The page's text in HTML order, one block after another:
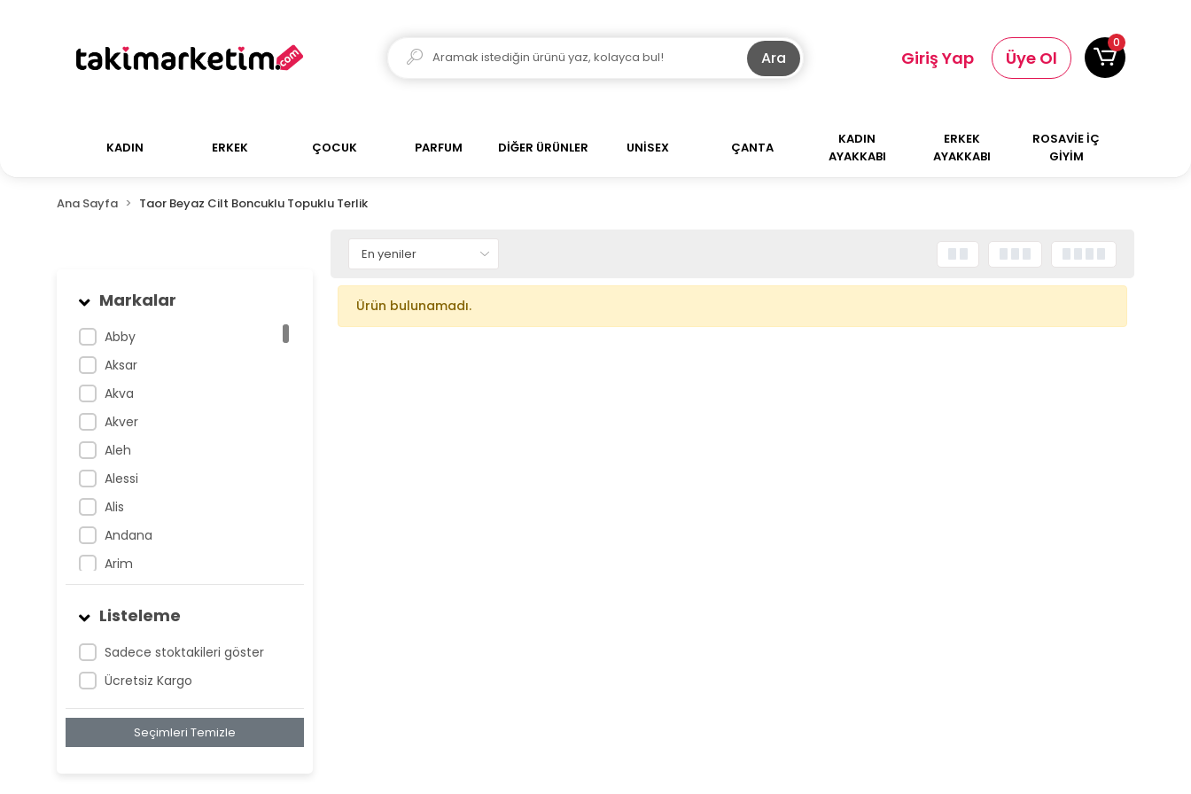
Ara Giriş Yap Üye Ol
0
KADIN ERKEK ÇOCUK PARFUM DİĞER ÜRÜNLER UNİSEX ÇANTA
KADIN
AYAKKABI
ERKEK
AYAKKABI
ROSAVİE İÇ
GİYİM
Ana Sayfa Taor Beyaz Cilt Boncuklu Topuklu Terlik
Markalar
Abby
Aksar
Akva
Akver
Aleh
Alessi
Alis
Andana
Arim
Atnis
Belan
Belay
Birta
Listeleme
Sadece stoktakileri göster
Ücretsiz Kargo
Seçimleri Temizle
Ürün bulunamadı.